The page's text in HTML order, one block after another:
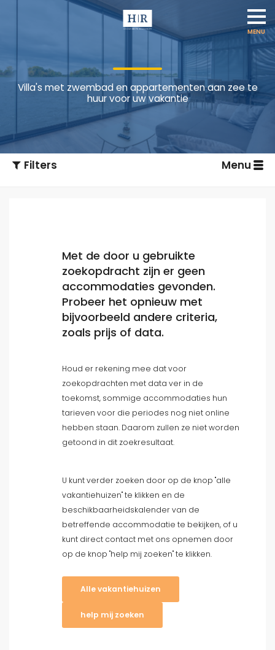
Villa's met zwembad en appartementen aan zee te
huur voor uw vakantie
Filters Menu
Type accommodatie
Badkamers
Strandgebied
Schone filters
Populaire diensten
Met de door u gebruikte
zoekopdracht zijn er geen
accommodaties gevonden.
Probeer het opnieuw met
bijvoorbeeld andere criteria,
zoals prijs of data.
Houd er rekening mee dat voor
zoekopdrachten met data ver in de
toekomst, sommige accommodaties hun
tarieven voor die periodes nog niet online
hebben staan. Daarom zullen ze niet worden
getoond in dit zoekresultaat.
U kunt verder zoeken door op de knop "alle
vakantiehuizen" te klikken en de
beschikbaarheidskalender van de
betreffende accommodatie te bekijken, of u
kunt direct contact met ons opnemen door
op de knop "help mij zoeken" te klikken.
Alle vakantiehuizen
help mij zoeken